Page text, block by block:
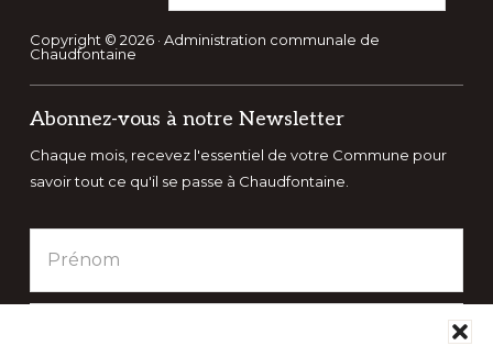
ce
site
Copyright © 2026 · Administration communale de
Chaudfontaine
Abonnez-vous à notre Newsletter
Chaque mois, recevez l'essentiel de votre Commune pour
savoir tout ce qu'il se passe à Chaudfontaine.